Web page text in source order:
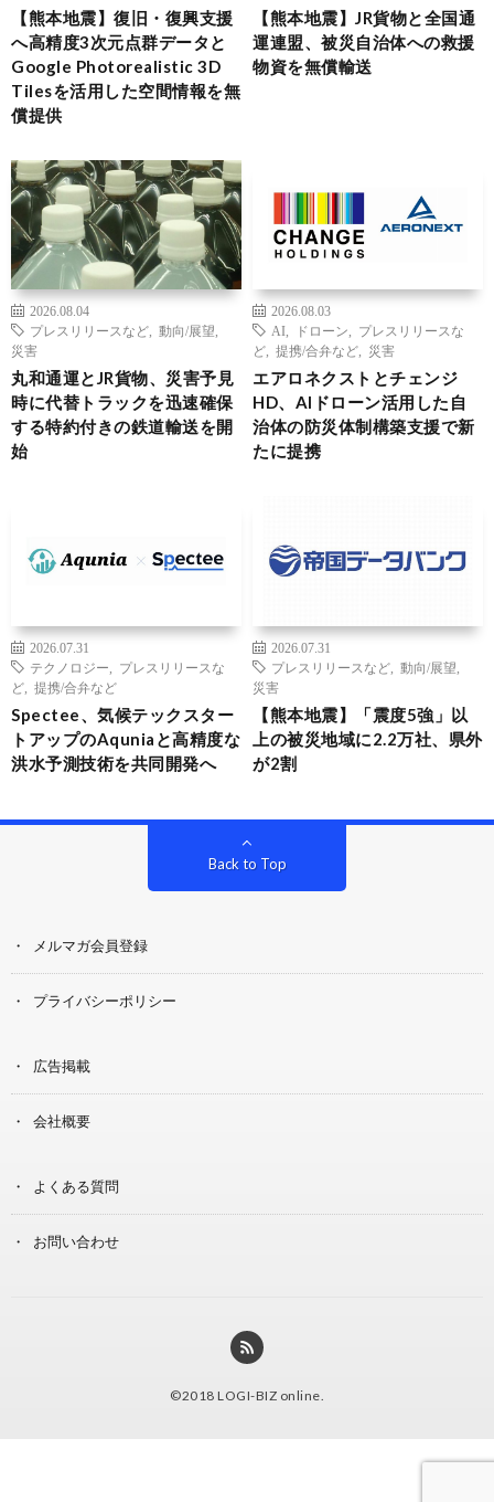
【熊本地震】復旧・復興支援
へ高精度3次元点群データと
Google Photorealistic 3D
Tilesを活用した空間情報を無
償提供
【熊本地震】JR貨物と全国通
運連盟、被災自治体への救援
物資を無償輸送
2026.08.04
プレスリリースなど
動向/展望
災害
丸和通運とJR貨物、災害予見
時に代替トラックを迅速確保
する特約付きの鉄道輸送を開
始
2026.08.03
AI
ドローン
プレスリリースな
ど
提携/合弁など 災害
エアロネクストとチェンジ
HD、AIドローン活用した自
治体の防災体制構築支援で新
たに提携
2026.07.31
テクノロジー
プレスリリースな
ど
提携/合弁など
Spectee、気候テックスター
トアップのAquniaと高精度な
洪水予測技術を共同開発へ
2026.07.31
プレスリリースなど
動向/展望
災害
【熊本地震】「震度5強」以
上の被災地域に2.2万社、県外
が2割
Back to Top
メルマガ会員登録
プライバシーポリシー
広告掲載
会社概要
よくある質問
お問い合わせ
©2018 LOGI-BIZ online